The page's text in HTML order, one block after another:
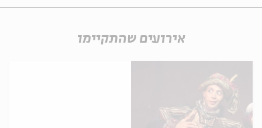
אירועים שהתקיימו